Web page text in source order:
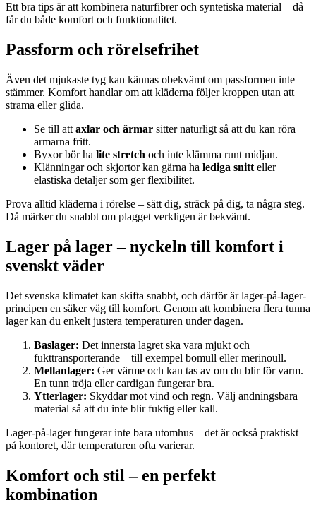
Ett bra tips är att kombinera naturfibrer och syntetiska material – då
får du både komfort och funktionalitet.
Passform och rörelsefrihet
Även det mjukaste tyg kan kännas obekvämt om passformen inte
stämmer. Komfort handlar om att kläderna följer kroppen utan att
strama eller glida.
Se till att axlar och ärmar sitter naturligt så att du kan röra
armarna fritt.
Byxor bör ha lite stretch och inte klämma runt midjan.
Klänningar och skjortor kan gärna ha lediga snitt eller
elastiska detaljer som ger flexibilitet.
Prova alltid kläderna i rörelse – sätt dig, sträck på dig, ta några steg.
Då märker du snabbt om plagget verkligen är bekvämt.
Lager på lager – nyckeln till komfort i
svenskt väder
Det svenska klimatet kan skifta snabbt, och därför är lager-på-lager-
principen en säker väg till komfort. Genom att kombinera flera tunna
lager kan du enkelt justera temperaturen under dagen.
Baslager: Det innersta lagret ska vara mjukt och
fukttransporterande – till exempel bomull eller merinoull.
Mellanlager: Ger värme och kan tas av om du blir för varm.
En tunn tröja eller cardigan fungerar bra.
Ytterlager: Skyddar mot vind och regn. Välj andningsbara
material så att du inte blir fuktig eller kall.
Lager-på-lager fungerar inte bara utomhus – det är också praktiskt
på kontoret, där temperaturen ofta varierar.
Komfort och stil – en perfekt
kombination